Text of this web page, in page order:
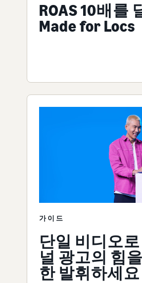
ROAS 10배를
Made for Locs
가이드
단일 비디오로
널 광고의 힘
한 발휘하세요